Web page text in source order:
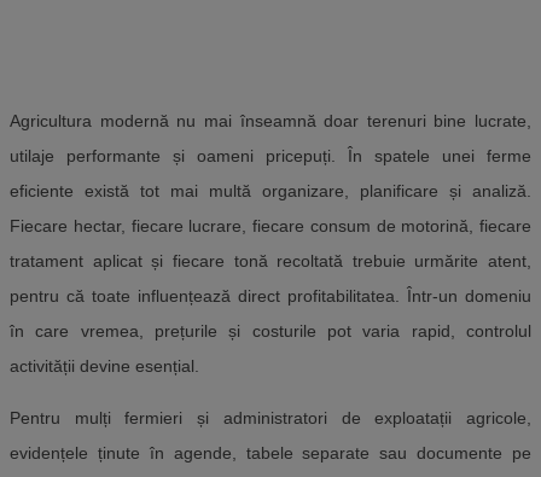
Agricultura modernă nu mai înseamnă doar terenuri bine lucrate,
utilaje performante și oameni pricepuți. În spatele unei ferme
eficiente există tot mai multă organizare, planificare și analiză.
Fiecare hectar, fiecare lucrare, fiecare consum de motorină, fiecare
tratament aplicat și fiecare tonă recoltată trebuie urmărite atent,
pentru că toate influențează direct profitabilitatea. Într-un domeniu
în care vremea, prețurile și costurile pot varia rapid, controlul
activității devine esențial.
Pentru mulți fermieri și administratori de exploatații agricole,
evidențele ținute în agende, tabele separate sau documente pe